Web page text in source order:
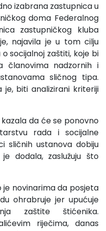
izabrana zastupnica u
doma Federalnog
zastupničkog kluba
najavila je u tom cilju
socijalnoj zaštiti, koje bi
članovima nadzornih i
sličnog tipa.
biti analizirani kriteriji
da će se ponovno
rada i socijalne
sličnih ustanova dobiju
dodala, zaslužuju što
je novinarima da posjeta
ohrabruje jer upućuje
zaštite štićenika.
riječima, danas